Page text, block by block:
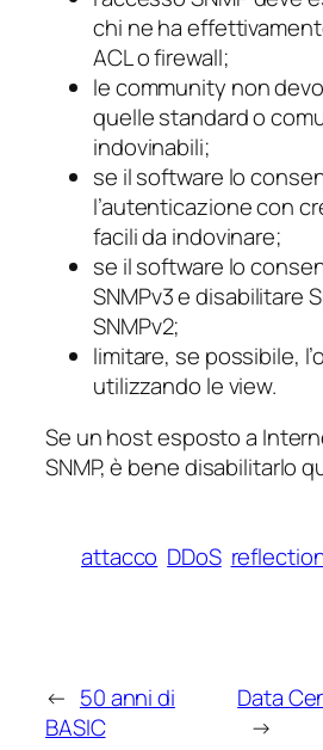
chi ne ha
ACL o firewall;
le community non
quelle standard o
indovinabili;
se il software lo
l’autenticazione con
facili da indovinare;
se il software lo
SNMPv3 e disabilitare
SNMPv2;
limitare, se possibile,
utilizzando le view.
Se un host esposto a
SNMP, è bene disabilitarlo
attacco DDoS
← 50 anni di
BASIC
Data
→